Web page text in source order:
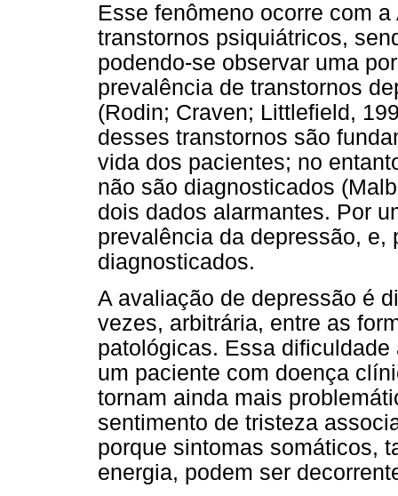
Esse fenômeno ocorre com
transtornos psiquiátricos,
podendo-se observar uma
prevalência de transtornos
(Rodin; Craven; Littlefield,
desses transtornos são
vida dos pacientes; no
não são diagnosticados
dois dados alarmantes. Por
prevalência da depressão, e,
diagnosticados.
A avaliação de depressão é
vezes, arbitrária, entre as
patológicas. Essa
um paciente com doença
tornam ainda mais
sentimento de tristeza
porque sintomas somáticos,
energia, podem ser